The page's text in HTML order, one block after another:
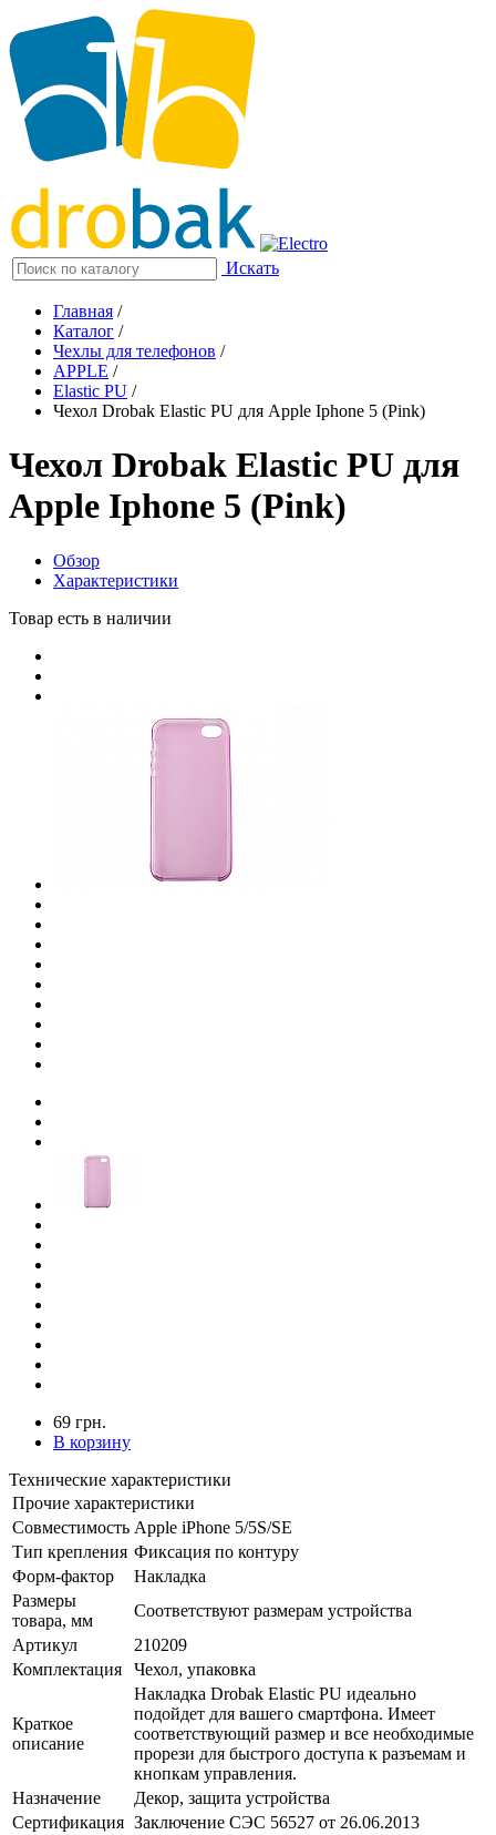
Искать
Главная /
Каталог /
Чехлы для телефонов /
APPLE /
Elastic PU /
Чехол Drobak Elastic PU для Apple Iphone 5 (Pink)
Чехол Drobak Elastic PU для
Apple Iphone 5 (Pink)
Обзор
Характеристики
Товар есть в наличии
69 грн.
В корзину
Технические характеристики
Прочие характеристики
Совместимость Apple iPhone 5/5S/SE
Тип крепления Фиксация по контуру
Форм-фактор
Накладка
Размеры
товара, мм
Соответствуют размерам устройства
Артикул
210209
Комплектация
Чехол, упаковка
Краткое
описание
Накладка Drobak Elastic PU идеально
подойдет для вашего смартфона. Имеет
соответствующий размер и все необходимые
прорези для быстрого доступа к разъемам и
кнопкам управления.
Назначение
Декор, защита устройства
Сертификация Заключение СЭС 56527 от 26.06.2013